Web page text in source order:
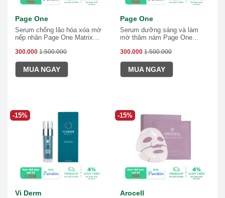
Page One
Serum chống lão hóa xóa mờ
nếp nhăn Page One Matrix
300.000 1.500.000
MUA NGAY
Page One
Serum dưỡng sáng và làm
mờ thâm nám Page One
Serum
300.000 1.500.000
MUA NGAY
-15%
Vi Derm
-15%
Arocell